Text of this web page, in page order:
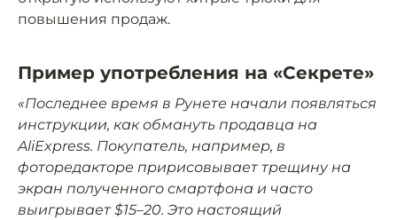
повышения продаж.
Пример употребления на «Секрете»
«Последнее время в Рунете начали появляться
инструкции, как обмануть продавца на
AliExpress. Покупатель, например, в
фоторедакторе пририсовывает трещину на
экран полученного смартфона и часто
выигрывает $15–20. Это настоящий